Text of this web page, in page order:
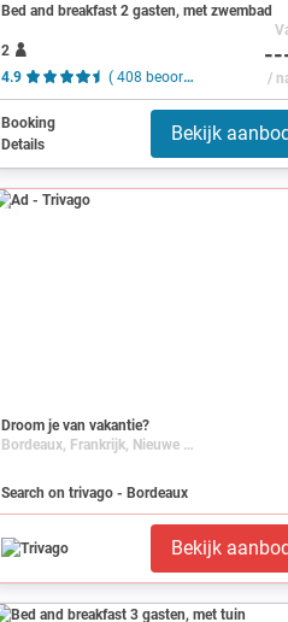
Bed and breakfast 2 gasten, met zwembad
2
4.9
( 408 beoordelingen ) /
Booking
Details
Bekijk
Ad
Droom je van vakantie?
Bordeaux, Frankrijk, Nieuwe Aquitaine, Aquitanië, Gironde
Search on trivago - Bordeaux
Bekijk aanbod